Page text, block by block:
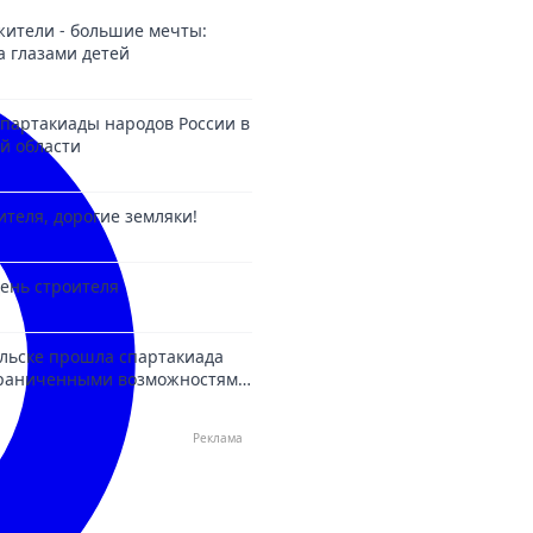
- большие мечты:
глазами детей
народов России в
области
дорогие земляки!
строителя
прошла спартакиада
возможностями
Реклама